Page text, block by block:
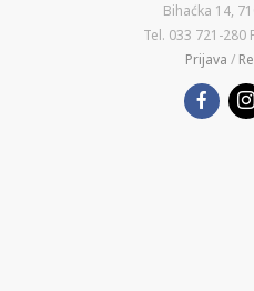
Bihaćka 14,
Tel. 033 721-280
Prijava /